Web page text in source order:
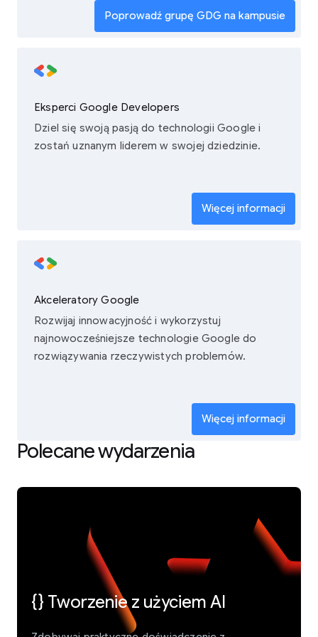
Poprowadź grupę GDG na kampusie
Eksperci Google Developers
Dziel się swoją pasją do technologii Google i
zostań uznanym liderem w swojej dziedzinie.
Więcej informacji
Akceleratory Google
Rozwijaj innowacyjność i wykorzystuj
najnowocześniejsze technologie Google do
rozwiązywania rzeczywistych problemów.
Więcej informacji
Polecane wydarzenia
{} Tworzenie z użyciem AI